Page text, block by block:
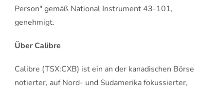
Person" gemäß National Instrument 43-101,
genehmigt.
Über Calibre
Calibre (TSX:CXB) ist ein an der kanadischen Börse
notierter, auf Nord- und Südamerika fokussierter,